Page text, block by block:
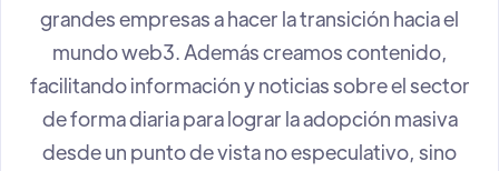
grandes empresas a hacer la transición hacia el
mundo web3. Además creamos contenido,
facilitando información y noticias sobre el sector
de forma diaria para lograr la adopción masiva
desde un punto de vista no especulativo, sino